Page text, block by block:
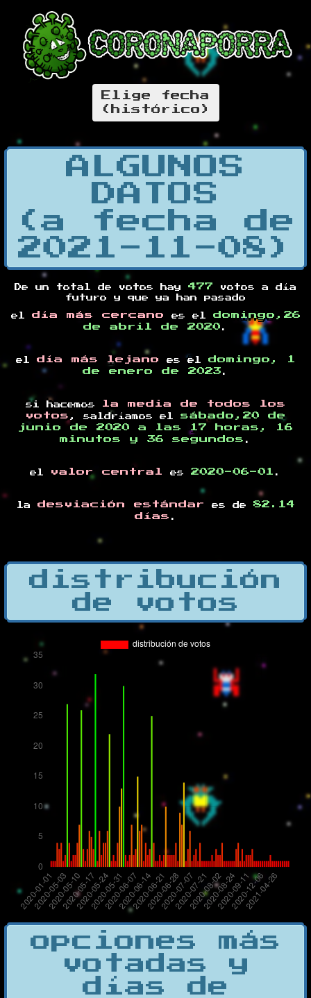
Elige fecha
(histórico)
ALGUNOS
DATOS
(a fecha de
2021-11-08)
De un total de votos hay 477 votos a día
futuro y que ya han pasado
el día más cercano es el domingo,26
de abril de 2020 .
el día más lejano es el domingo, 1
de enero de 2023 .
si hacemos
la media de todos los
votos , saldríamos el sábado,20 de
junio de 2020 a las 17 horas, 16
minutos y 36 segundos .
el valor central es 2020-06-01 .
la desviación estándar es de 82.14
días .
distribución
de votos
opciones más
votadas y
días de